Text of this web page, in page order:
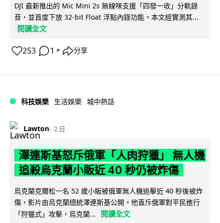
DJI 最新推出的 Mic Mini 2s 無線咪支援「四發一收」分軌錄
音，並首度下放 32-bit Float 浮點內錄功能。本文經實測其...
閱讀全文
253 1 ↗ 分享
科技娛樂 生活娛樂 城中熱話
Lawton 2 日
澤連斯基怒斥俄軍「人肉狩獵」 無人機
追殺烏克蘭小販近 40 秒仍被炸傷
烏克蘭克爾松一名 52 歲小販被俄軍無人機追擊近 40 秒後被炸
傷，影片由烏克蘭總統澤連斯基公開。他直斥俄軍對平民進行
「狩獵式」攻擊，烏克蘭...
閱讀全文